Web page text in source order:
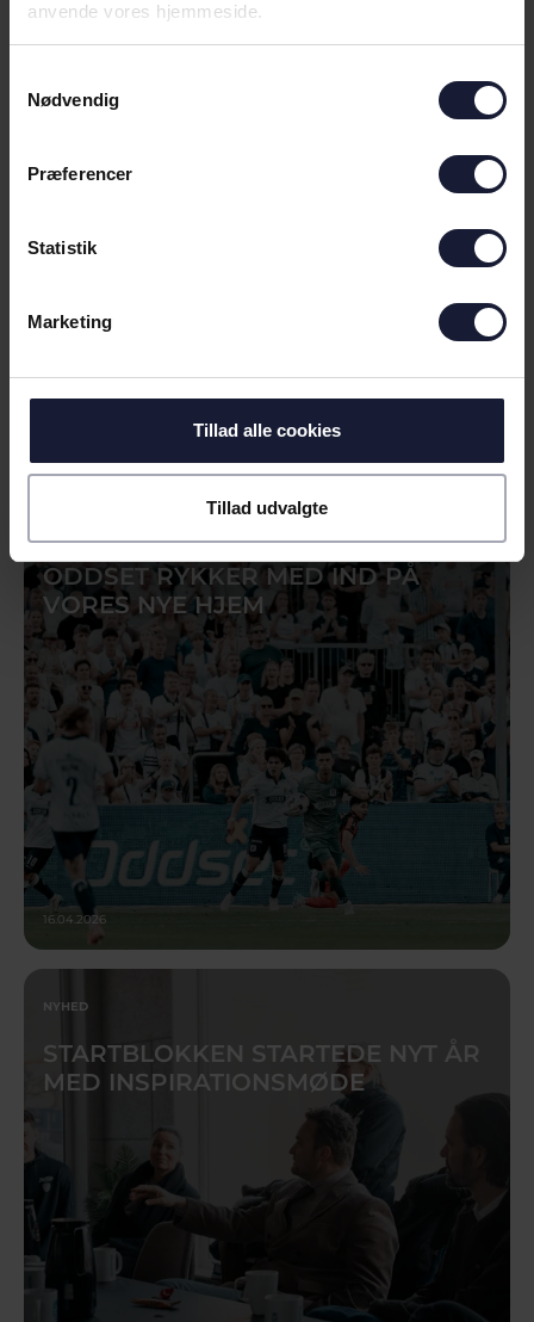
anvende vores hjemmeside.
Nødvendig
Præferencer
Statistik
Marketing
Tillad alle cookies
Tillad udvalgte
KAMPTRØJER PÅ AUKTION FOR EN
ODDSET RYKKER MED IND PÅ
VORES NYE HJEM
16.04.2026
NYHED
STARTBLOKKEN STARTEDE NYT ÅR
MED INSPIRATIONSMØDE